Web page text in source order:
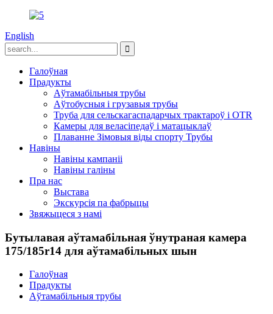
English
Галоўная
Прадукты
Аўтамабільныя трубы
Аўтобусныя і грузавыя трубы
Труба для сельскагаспадарчых трактароў і OTR
Камеры для веласіпедаў і матацыклаў
Плаванне Зімовыя віды спорту Трубы
Навіны
Навіны кампаніі
Навіны галіны
Пра нас
Выстава
Экскурсія па фабрыцы
Звяжыцеся з намі
Бутылавая аўтамабільная ўнутраная камера
175/185r14 для аўтамабільных шын
Галоўная
Прадукты
Аўтамабільныя трубы